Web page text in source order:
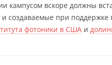
кампусом вскоре должны
создаваемые при поддержке
фотоники в США и